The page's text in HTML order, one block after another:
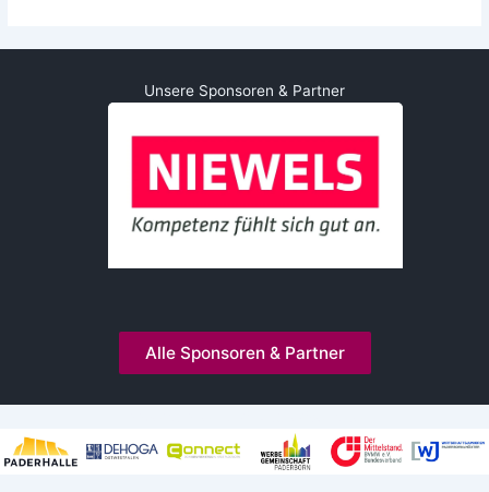
Unsere Sponsoren & Partner
Alle Sponsoren & Partner